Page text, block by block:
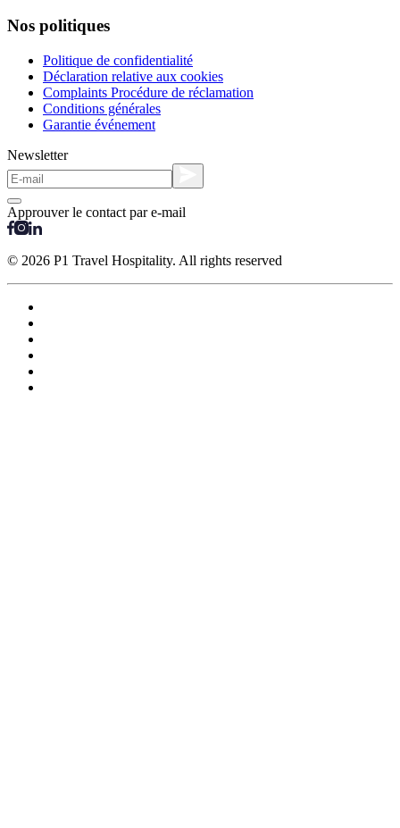
Nos politiques
Politique de confidentialité
Déclaration relative aux cookies
Complaints Procédure de réclamation
Conditions générales
Garantie événement
Newsletter
Approuver le contact par e-mail
© 2026 P1 Travel Hospitality. All rights reserved